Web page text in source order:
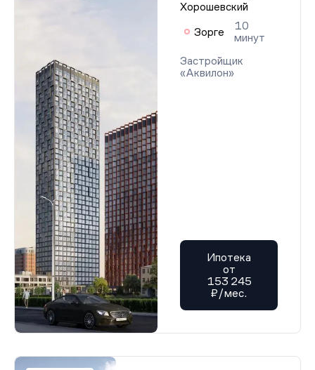
Хорошевский
Зорге
10
минут
Застройщик
«Аквилон»
Ипотека
от
153 245
₽/мес.